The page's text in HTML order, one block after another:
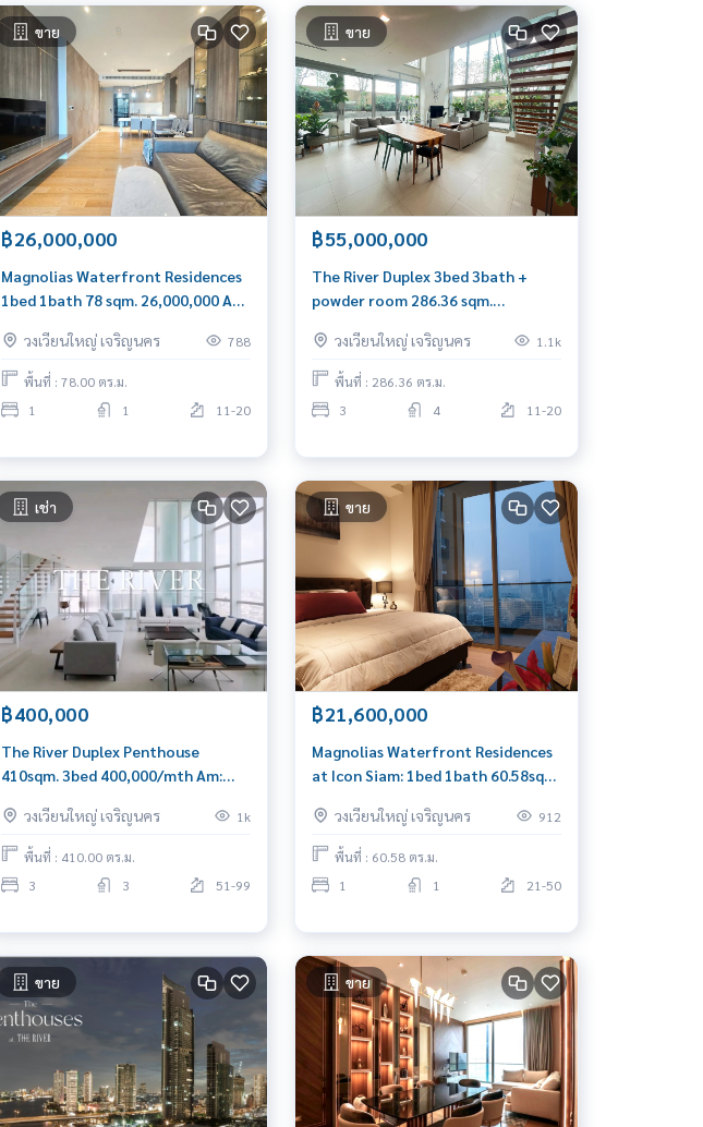
ขาย
฿26,000,000
Magnolias Waterfront Residences
1bed 1bath 78 sqm. 26,000,000 Am:
วงเวียนใหญ่ เจริญนคร
788
พื้นที่ : 78.00 ตร.ม.
1
1 11-20
ขาย
฿55,000,000
The River Duplex 3bed 3bath +
powder room 286.36 sqm.
วงเวียนใหญ่ เจริญนคร
1.1k
พื้นที่ : 286.36 ตร.ม.
3
4 11-20
เช่า
฿400,000
The River Duplex Penthouse
410sqm. 3bed 400,000/mth Am:
วงเวียนใหญ่ เจริญนคร
1k
พื้นที่ : 410.00 ตร.ม.
3
3 51-99
ขาย
฿21,600,000
Magnolias Waterfront Residences
at Icon Siam: 1bed 1bath 60.58sqm.
วงเวียนใหญ่ เจริญนคร
912
พื้นที่ : 60.58 ตร.ม.
1
1 21-50
ขาย ขาย